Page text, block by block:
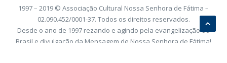
1997 – 2019 © Associação Cultural Nossa Senhora de Fátima –
02.090.452/0001-37. Todos os direitos reservados.
Desde o ano de 1997 rezando e agindo pela evangelização do
Brasil e divulgação da Mensagem de Nossa Senhora de Fátima!